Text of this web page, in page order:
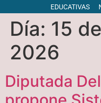
EDUCATIVAS
Día: 15
2026
Diputada